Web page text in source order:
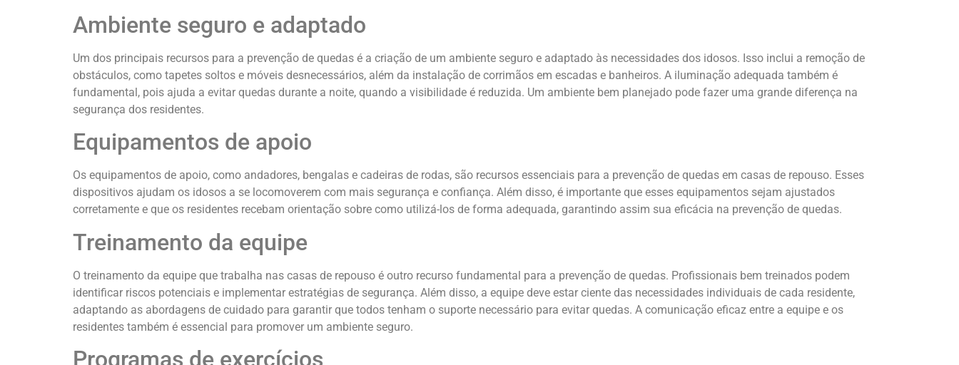
Ambiente seguro e adaptado
Um dos principais recursos para a prevenção de quedas é a criação de um ambiente seguro e adaptado às necessidades dos idosos. Isso inclui a remoção de
obstáculos, como tapetes soltos e móveis desnecessários, além da instalação de corrimãos em escadas e banheiros. A iluminação adequada também é
fundamental, pois ajuda a evitar quedas durante a noite, quando a visibilidade é reduzida. Um ambiente bem planejado pode fazer uma grande diferença na
segurança dos residentes.
Equipamentos de apoio
Os equipamentos de apoio, como andadores, bengalas e cadeiras de rodas, são recursos essenciais para a prevenção de quedas em casas de repouso. Esses
dispositivos ajudam os idosos a se locomoverem com mais segurança e confiança. Além disso, é importante que esses equipamentos sejam ajustados
corretamente e que os residentes recebam orientação sobre como utilizá-los de forma adequada, garantindo assim sua eficácia na prevenção de quedas.
Treinamento da equipe
O treinamento da equipe que trabalha nas casas de repouso é outro recurso fundamental para a prevenção de quedas. Profissionais bem treinados podem
identificar riscos potenciais e implementar estratégias de segurança. Além disso, a equipe deve estar ciente das necessidades individuais de cada residente,
adaptando as abordagens de cuidado para garantir que todos tenham o suporte necessário para evitar quedas. A comunicação eficaz entre a equipe e os
residentes também é essencial para promover um ambiente seguro.
Programas de exercícios